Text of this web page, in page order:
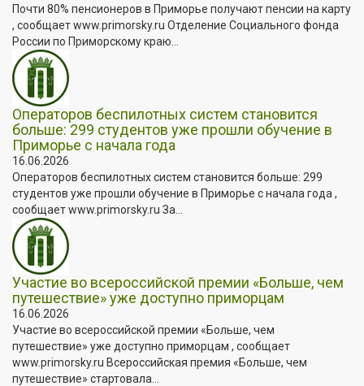
Почти 80% пенсионеров в Приморье получают пенсии на карту
, сообщает www.primorsky.ru Отделение Социального фонда
России по Приморскому краю...
Операторов беспилотных систем становится
больше: 299 студентов уже прошли обучение в
Приморье с начала года
16.06.2026
Операторов беспилотных систем становится больше: 299
студентов уже прошли обучение в Приморье с начала года ,
сообщает www.primorsky.ru За...
Участие во всероссийской премии «Больше, чем
путешествие» уже доступно приморцам
16.06.2026
Участие во всероссийской премии «Больше, чем
путешествие» уже доступно приморцам , сообщает
www.primorsky.ru Всероссийская премия «Больше, чем
путешествие» стартовала...